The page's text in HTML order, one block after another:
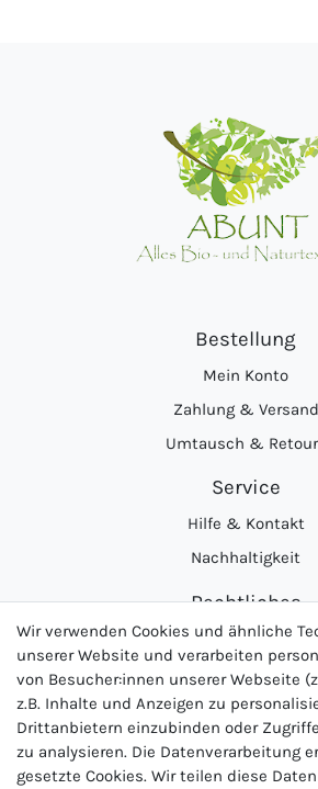
Bestellung
Mein Konto
Zahlung & Versand
Umtausch &
Service
Hilfe & Kontakt
Nachhaltigkeit
Rechtliches
AGB
Widerrufsrecht
Impressum
Wir verwenden Cookies und ähnliche
unserer Website und verarbeiten
von Besucher:innen unserer Webseite
z.B. Inhalte und Anzeigen zu
Drittanbietern einzubinden oder
zu analysieren. Die Datenverarbeitung
gesetzte Cookies. Wir teilen diese